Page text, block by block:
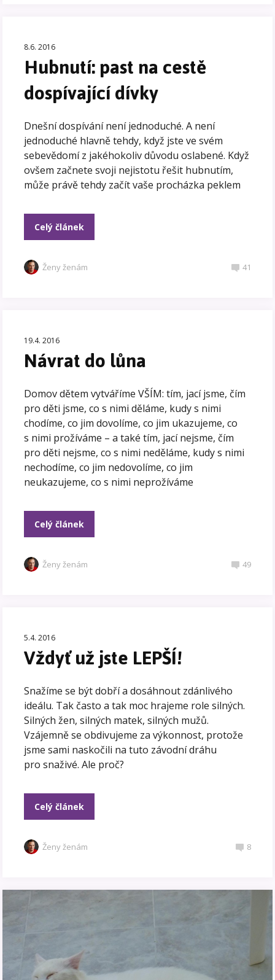
8.6. 2016
Hubnutí: past na cestě
dospívající dívky
Dnešní dospívání není jednoduché. A není
jednoduché hlavně tehdy, když jste ve svém
sebevědomí z jakéhokoliv důvodu oslabené. Když
ovšem začnete svoji nejistotu řešit hubnutím,
může právě tehdy začít vaše procházka peklem
Celý článek
Ženy ženám 41
19.4. 2016
Návrat do lůna
Domov dětem vytváříme VŠÍM: tím, jací jsme, čím
pro děti jsme, co s nimi děláme, kudy s nimi
chodíme, co jim dovolíme, co jim ukazujeme, co
s nimi prožíváme – a také tím, jací nejsme, čím
pro děti nejsme, co s nimi neděláme, kudy s nimi
nechodíme, co jim nedovolíme, co jim
neukazujeme, co s nimi neprožíváme
Celý článek
Ženy ženám 49
5.4. 2016
Vždyť už jste LEPŠÍ!
Snažíme se být dobří a dosáhnout zdánlivého
ideálu. Tak často a tak moc hrajeme role silných.
Silných žen, silných matek, silných mužů.
Vzájemně se obdivujeme za výkonnost, protože
jsme sami naskočili na tuto závodní dráhu
pro snaživé. Ale proč?
Celý článek
Ženy ženám 8